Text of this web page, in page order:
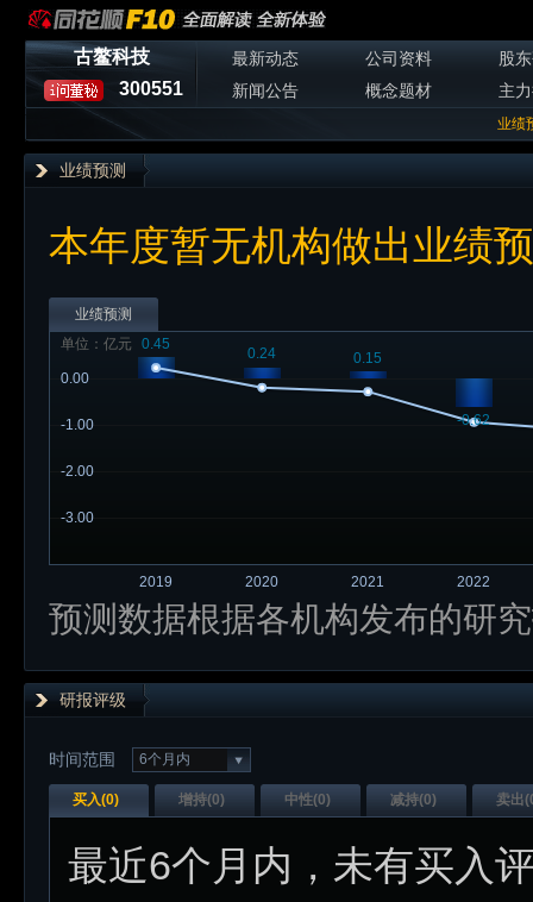
古鳌科技
300551
最新动态 公司资料
股
新闻公告
概念题材 主
业绩
业绩预测
本年度暂无机构做出业绩
业绩预测
2019 2020 2021 2022
-3.00
-2.00
-1.00
0.00
单位：亿元 0.45
0.24 0.15
-0.62
预测数据根据各机构发布的研
研报评级
6个月内
时间范围
买入(0) 增持(0) 中性(0) 减持(0) 卖出(
最近6个月内 ，未有买入